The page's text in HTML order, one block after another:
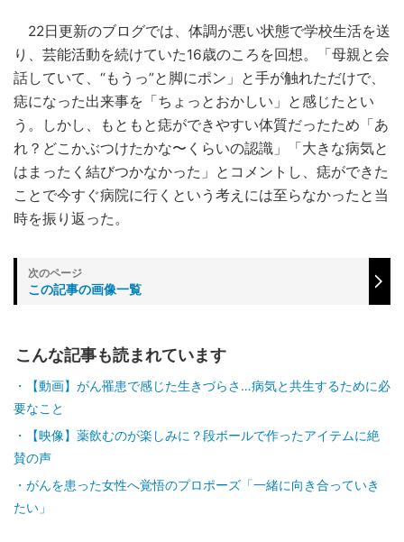
22日更新のブログでは、体調が悪い状態で学校生活を送
り、芸能活動を続けていた16歳のころを回想。「母親と会
話していて、“もうっ”と脚にポン」と手が触れただけで、
痣になった出来事を「ちょっとおかしい」と感じたとい
う。しかし、もともと痣ができやすい体質だったため「 あ
れ？どこかぶつけたかな〜くらいの認識 」「大きな病気と
はまったく結びつかなかった」とコメントし、痣ができた
ことで今すぐ病院に行くという考えには至らなかったと当
時を振り返った。
この記事の画像一覧
こんな記事も読まれています
【動画】がん罹患で感じた生きづらさ…病気と共生するために必
要なこと
【映像】薬飲むのが楽しみに？段ボールで作ったアイテムに絶
賛の声
がんを患った女性へ覚悟のプロポーズ「一緒に向き合っていき
たい」